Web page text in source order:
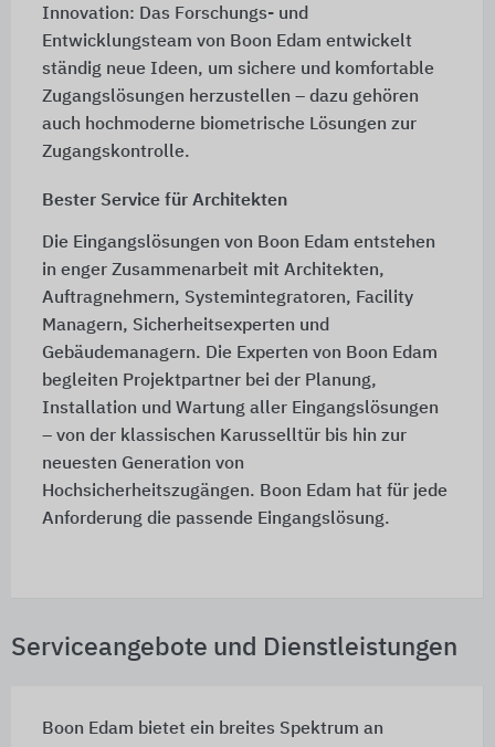
Innovation: Das Forschungs- und
Entwicklungsteam von Boon Edam entwickelt
ständig neue Ideen, um sichere und komfortable
Zugangslösungen herzustellen – dazu gehören
auch hochmoderne biometrische Lösungen zur
Zugangskontrolle.
Bester Service für Architekten
Die Eingangslösungen von Boon Edam entstehen
in enger Zusammenarbeit mit Architekten,
Auftragnehmern, Systemintegratoren, Facility
Managern, Sicherheitsexperten und
Gebäudemanagern. Die Experten von Boon Edam
begleiten Projektpartner bei der Planung,
Installation und Wartung aller Eingangslösungen
– von der klassischen Karusselltür bis hin zur
neuesten Generation von
Hochsicherheitszugängen. Boon Edam hat für jede
Anforderung die passende Eingangslösung.
Serviceangebote und Dienstleistungen
Boon Edam bietet ein breites Spektrum an